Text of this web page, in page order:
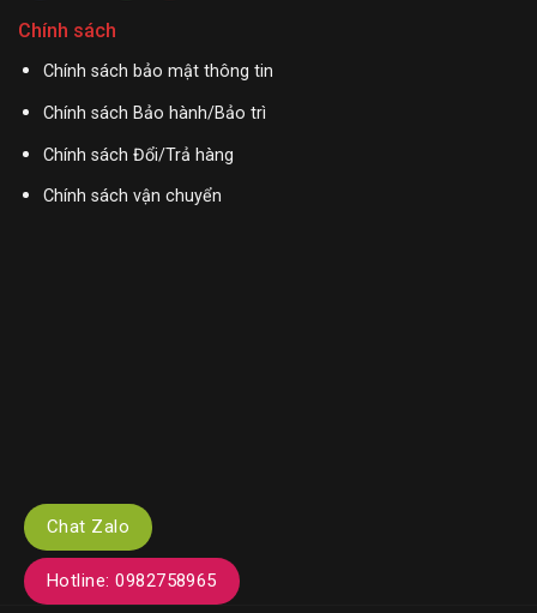
Chính sách
Chính sách bảo mật thông tin
Chính sách Bảo hành/Bảo trì
Chính sách Đổi/Trả hàng
Chính sách vận chuyển
Chat Zalo
Hotline: 0982758965